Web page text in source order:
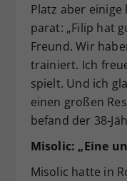
Platz aber
parat: „Filip hat
Freund. Wir
trainiert. Ich
spielt. Und ich
einen großen
befand der 38-
Misolic: „Eine
Misolic hatte in